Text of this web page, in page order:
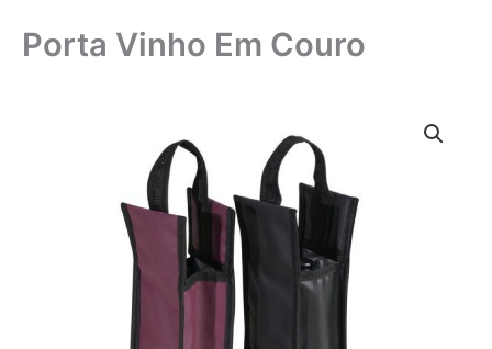
Porta Vinho Em Couro